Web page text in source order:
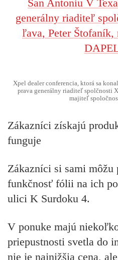
Xpel dealer conferencia, ktorá sa
prava generálny riaditeľ spolčnosti
majiteľ
Zákazníci získajú
funguje
Zákazníci si sami
funkčnosť fólii na ich
ulici K Surdoku 4.
V ponuke majú
priepustnosti svetla do
nie je najnižšia cena,